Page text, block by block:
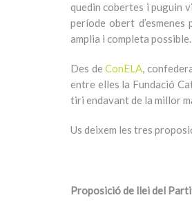
quedin cobertes i puguin
període obert
amplia i completa possible.
Des de ConELA,
entre elles la Fundació
tiri endavant de la millor
Us deixem les tres
Proposició de llei del